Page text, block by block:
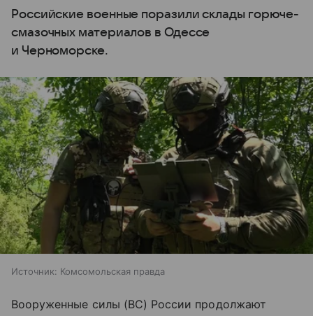
Российские военные поразили склады горюче-
смазочных материалов в Одессе
и Черноморске.
Источник: Комсомольская правда
Вооруженные силы (ВС) России продолжают